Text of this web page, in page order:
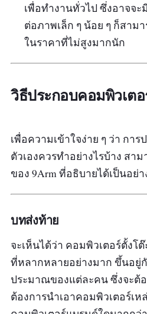
เพื่อทำงานทั่วไป ซึ่งอาจจ
ต่อภาพเล็ก ๆ น้อย ๆ ก็สาม
ในราคาที่ไม่สูงมากนัก
วิธีประกอบคอมพิวเตอ
เพื่อความเข้าใจง่าย ๆ ว่า กา
ตัวเองควรทำอย่างไรบ้าง สา
ของ 9Arm ที่อธิบายได้เป็นอย่า
บทส่งท้าย
จะเห็นได้ว่า คอมพิวเตอร์ตั้งโ
ที่หลากหลายอย่างมาก ขึ้นอยู่
ประมาณของแต่ละคน ซึ่งจะต้
ต้องการนำเอาคอมพิวเตอร์เ